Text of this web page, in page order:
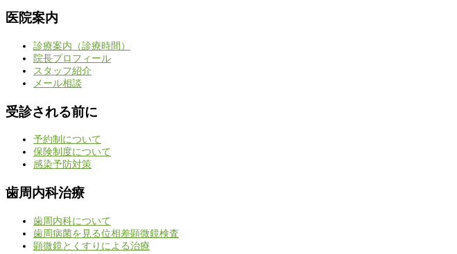
医院案内
診療案内（診療時間）
院長プロフィール
スタッフ紹介
メール相談
受診される前に
予約制について
保険制度について
感染予防対策
歯周内科治療
歯周内科について
歯周病菌を見る位相差顕微鏡検査
顕微鏡とくすりによる治療